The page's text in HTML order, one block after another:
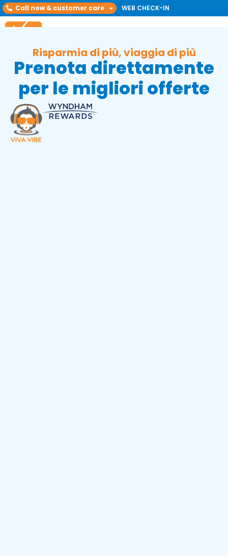
Call now & customer care WEB CHECK-IN
Risparmia di più, viaggia di più
Prenota direttamente
per le migliori offerte